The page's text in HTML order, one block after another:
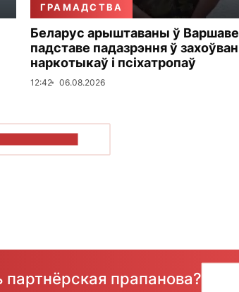
ГРАМАДСТВА
Беларус арыштаваны ў
падставе падазрэння ў
наркотыкаў і псіхатропаў
12:42 06.08.2026
партнёрская прапанова?